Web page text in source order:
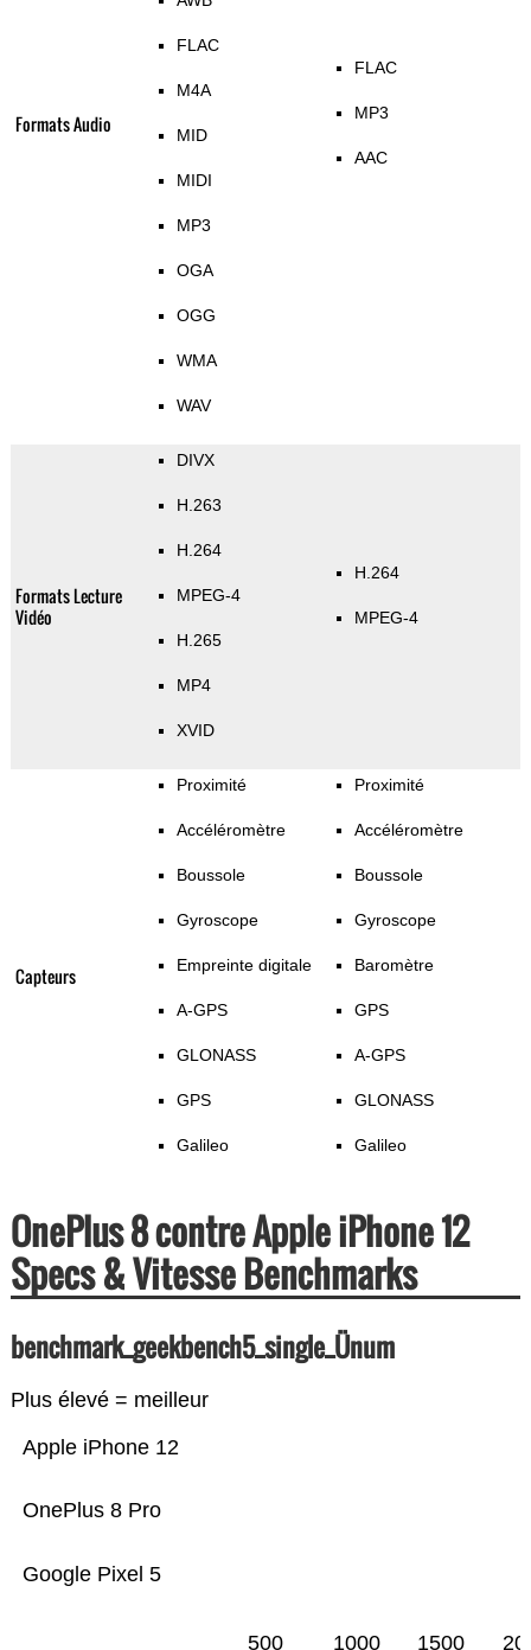
Formats Audio
FLAC
M4A
MID
MIDI
MP3
OGA
OGG
WMA
WAV
FLAC
MP3
AAC
Formats Lecture
Vidéo
DIVX
H.263
H.264
MPEG-4
H.265
MP4
XVID
H.264
MPEG-4
Capteurs
Proximité
Accéléromètre
Boussole
Gyroscope
Empreinte digitale
A-GPS
GLONASS
GPS
Galileo
Proximité
Accéléromètre
Boussole
Gyroscope
Baromètre
GPS
A-GPS
GLONASS
Galileo
OnePlus 8 contre Apple iPhone 12
Specs & Vitesse Benchmarks
benchmark_geekbench5_single_Ünum
Plus élevé = meilleur
Google Pixel 5
OnePlus 8 Pro
Apple iPhone 12
500 1000 1500